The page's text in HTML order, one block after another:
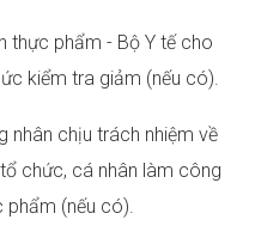
thực phẩm - Bộ Y tế cho
kiểm tra giảm (nếu có).
nhân chịu trách nhiệm về
chức, cá nhân làm công
phẩm (nếu có).